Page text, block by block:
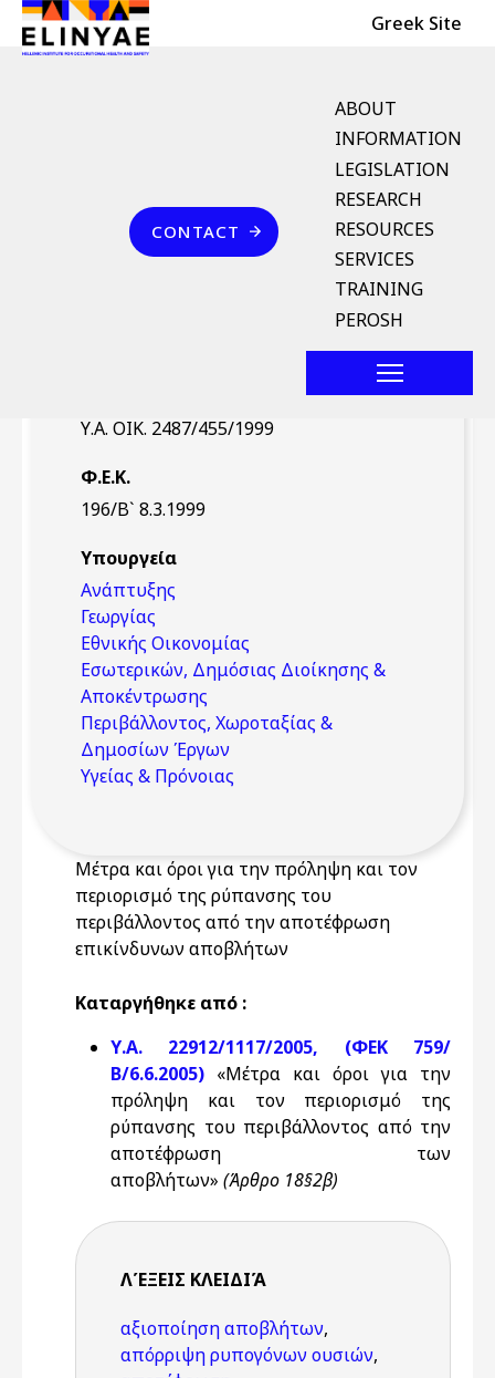
Skip to main content
Header Top Greek Site
English Menu
ABOUT
INFORMATION
LEGISLATION
RESEARCH
RESOURCES
SERVICES
TRAINING
PEROSH
Επικοινωνία
CONTACT
Breadcrumb
Υ.Α. ΟΙΚ. 2487/455/1999
(ΦΕΚ 196/Β` 8.3.1999)
Υ.Α. ΟΙΚ. 2487/455/1999
Φ.Ε.Κ.
196/Β` 8.3.1999
Υπουργεία
Ανάπτυξης
Γεωργίας
Εθνικής Οικονομίας
Εσωτερικών, Δημόσιας Διοίκησης &
Αποκέντρωσης
Περιβάλλοντος, Χωροταξίας &
Δημοσίων Έργων
Υγείας & Πρόνοιας
Μέτρα και όροι για την πρόληψη και τον
περιορισμό της ρύπανσης του
περιβάλλοντος από την αποτέφρωση
επικίνδυνων αποβλήτων
Καταργήθηκε από :
Υ.Α. 22912/1117/2005, (ΦΕΚ 759/
Β/6.6.2005) «Μέτρα και όροι για την
πρόληψη και τον περιορισμό της
ρύπανσης του περιβάλλοντος από την
αποτέφρωση των
αποβλήτων» (Άρθρο 18§2β)
ΛΈΞΕΙΣ KΛΕΙΔΙΆ
αξιοποίηση αποβλήτων,
απόρριψη ρυπογόνων ουσιών,